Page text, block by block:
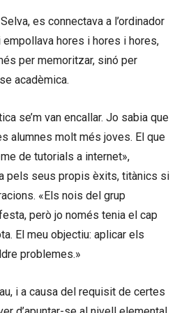
es connectava a l’ordinador
hores i hores i hores,
per memoritzar, sinó per
acadèmica.
se’m van encallar. Jo sabia que
alumnes molt més joves. El que
de tutorials a internet»,
pels seus propis èxits, titànics si
«Els nois del grup
però jo només tenia el cap
El meu objectiu: aplicar els
problemes.»
i a causa del requisit de certes